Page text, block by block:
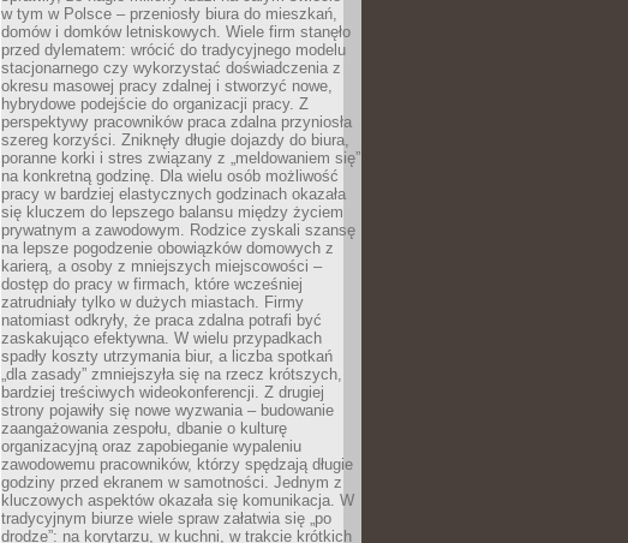
w tym w Polsce – przeniosły biura do mieszkań,
domów i domków letniskowych. Wiele firm stanęło
przed dylematem: wrócić do tradycyjnego modelu
stacjonarnego czy wykorzystać doświadczenia z
okresu masowej pracy zdalnej i stworzyć nowe,
hybrydowe podejście do organizacji pracy. Z
perspektywy pracowników praca zdalna przyniosła
szereg korzyści. Zniknęły długie dojazdy do biura,
poranne korki i stres związany z „meldowaniem się”
na konkretną godzinę. Dla wielu osób możliwość
pracy w bardziej elastycznych godzinach okazała
się kluczem do lepszego balansu między życiem
prywatnym a zawodowym. Rodzice zyskali szansę
na lepsze pogodzenie obowiązków domowych z
karierą, a osoby z mniejszych miejscowości –
dostęp do pracy w firmach, które wcześniej
zatrudniały tylko w dużych miastach. Firmy
natomiast odkryły, że praca zdalna potrafi być
zaskakująco efektywna. W wielu przypadkach
spadły koszty utrzymania biur, a liczba spotkań
„dla zasady” zmniejszyła się na rzecz krótszych,
bardziej treściwych wideokonferencji. Z drugiej
strony pojawiły się nowe wyzwania – budowanie
zaangażowania zespołu, dbanie o kulturę
organizacyjną oraz zapobieganie wypaleniu
zawodowemu pracowników, którzy spędzają długie
godziny przed ekranem w samotności. Jednym z
kluczowych aspektów okazała się komunikacja. W
tradycyjnym biurze wiele spraw załatwia się „po
drodze”: na korytarzu, w kuchni, w trakcie krótkich